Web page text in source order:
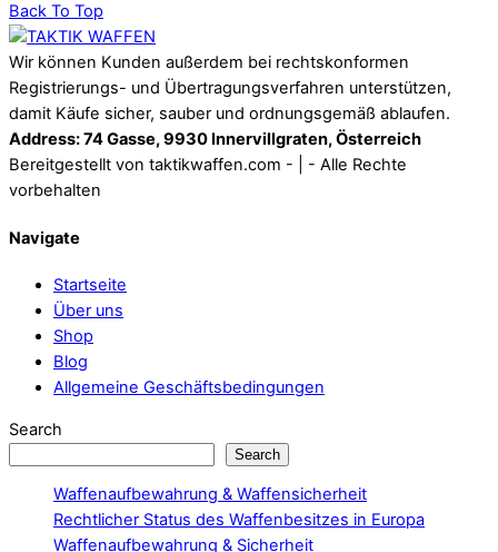
Back To Top
Wir können Kunden außerdem bei rechtskonformen
Registrierungs- und Übertragungsverfahren unterstützen,
damit Käufe sicher, sauber und ordnungsgemäß ablaufen.
Address: 74 Gasse, 9930 Innervillgraten, Österreich
Bereitgestellt von taktikwaffen.com - | - Alle Rechte
vorbehalten
Navigate
Startseite
Über uns
Shop
Blog
Allgemeine Geschäftsbedingungen
Search
Search
Waffenaufbewahrung & Waffensicherheit
Rechtlicher Status des Waffenbesitzes in Europa
Waffenaufbewahrung & Sicherheit